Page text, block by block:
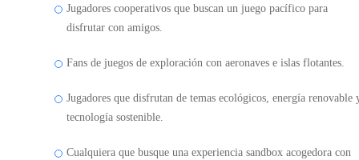
Jugadores cooperativos que buscan un juego pacífico para
disfrutar con amigos.
Fans de juegos de exploración con aeronaves e islas flotantes.
Jugadores que disfrutan de temas ecológicos, energía renovable
tecnología sostenible.
Cualquiera que busque una experiencia sandbox acogedora con